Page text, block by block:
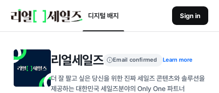
디지털 배지 Sign in
리얼세일즈 Email confirmed Learn more
더 잘 팔고 싶은 당신을 위한 진짜 세일즈 콘텐츠와 솔루션을
제공하는 대한민국 세일즈분야의 Only One 파트너